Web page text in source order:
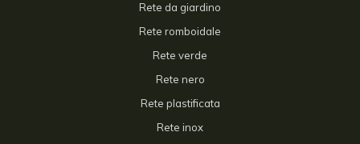
Rete da giardino
Rete romboidale
Rete verde
Rete nero
Rete plastificata
Rete inox